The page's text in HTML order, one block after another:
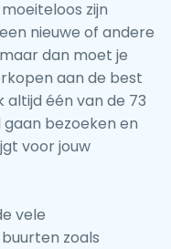
zijn
nieuwe of andere
dan moet je
aan de best
altijd één van de 73
bezoeken en
voor jouw
vele
zoals